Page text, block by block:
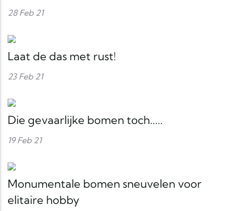
28 Feb 21
Laat de das met rust!
23 Feb 21
Die gevaarlijke bomen toch.....
19 Feb 21
Monumentale bomen sneuvelen voor
elitaire hobby